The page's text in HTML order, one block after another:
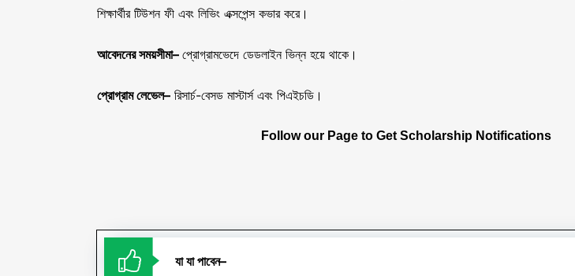
শিক্ষার্থীর টিউশন ফী এবং লিভিং এক্সপেন্স কভার করে।
আবেদনের সময়সীমা– প্রোগ্রামভেদে ডেডলাইন ভিন্ন হয়ে থাকে।
প্রোগ্রামলেভেল– রিসার্চ-বেসড মাস্টার্স এবং পিএইচডি।
Follow our Page to Get Scholarship Notifications
যা যা পাবেন–